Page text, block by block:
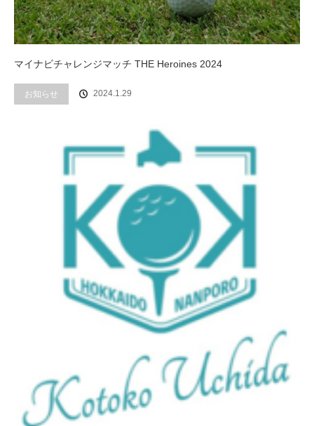
マイナビチャレンジマッチ THE Heroines 2024
お知らせ 2024.1.29